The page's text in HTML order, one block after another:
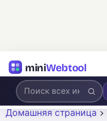
miniWebtool
Домашняя страница >